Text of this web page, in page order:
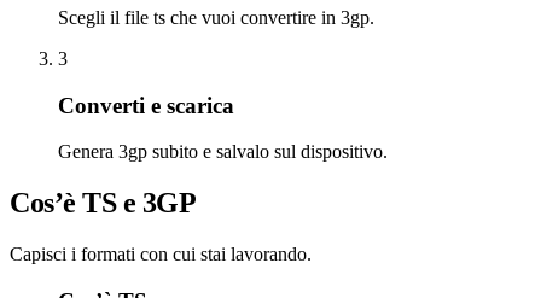
Scegli il file ts che vuoi convertire in 3gp.
3
Converti e scarica
Genera 3gp subito e salvalo sul dispositivo.
Cos’è TS e 3GP
Capisci i formati con cui stai lavorando.